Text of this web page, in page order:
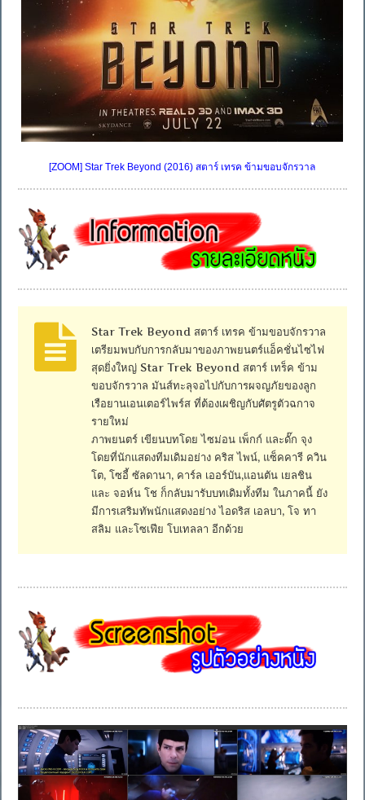
[ZOOM] Star Trek Beyond (2016) สตาร์ เทรค ข้ามขอบจักรวาล
Star Trek Beyond สตาร์ เทรค ข้ามขอบจักรวาล
เตรียมพบกับการกลับมาของภาพยนตร์แอ็คชั่นไซไฟ
สุดยิ่งใหญ่ Star Trek Beyond สตาร์ เทร็ค ข้าม
ขอบจักรวาล มันส์ทะลุจอไปกับการผจญภัยของลูก
เรือยานเอนเตอร์ไพร์ส ที่ต้องเผชิญกับศัตรูตัวฉกาจ
รายใหม่
ภาพยนตร์ เขียนบทโดย ไซม่อน เพ็กก์ และดั๊ก จุง
โดยที่นักแสดงทีมเดิมอย่าง คริส ไพน์, แซ็คคารี ควิน
โต, โซอี้ ซัลดานา, คาร์ล เออร์บัน,แอนตัน เยลชิน
และ จอห์น โช ก็กลับมารับบทเดิมทั้งทีม ในภาคนี้ ยัง
มีการเสริมทัพนักแสดงอย่าง ไอดริส เอลบา, โจ ทา
สลิม และโซเฟีย โบเทลลา อีกด้วย